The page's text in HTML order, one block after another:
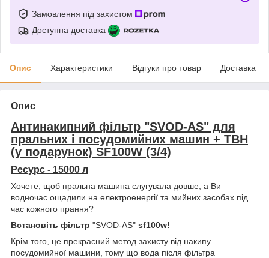
Замовлення під захистом
Доступна доставка
Опис Характеристики Відгуки про товар Доставка
Опис
Антинакипний фільтр "SVOD-AS" для
пральних і посудомийних машин + ТВН
(у подарунок) SF100W (3/4)
Ресурс - 15000 л
Хочете, щоб пральна машина слугувала довше, а Ви
водночас ощадили на електроенергії та мийних засобах під
час кожного прання?
Встановіть фільтр "SVOD-AS" sf100w!
Крім того, це прекрасний метод захисту від накипу
посудомийної машини, тому що вода після фільтра